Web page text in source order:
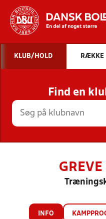
STILLINGER,
KLUB/HOLD RÆKKE
Find en
GREVE
INFO